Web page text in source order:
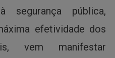
segurança pública,
efetividade dos
vem manifestar